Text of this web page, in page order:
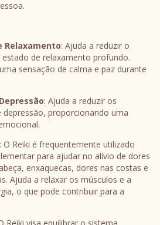
Relaxamento: Ajuda a reduzir o
de relaxamento profundo.
sensação de calma e paz durante
: Ajuda a reduzir os
depressão, proporcionando uma
: O Reiki é frequentemente utilizado
para ajudar no alívio de dores
enxaquecas, dores nas costas e
Ajuda a relaxar os músculos e a
o que pode contribuir para a